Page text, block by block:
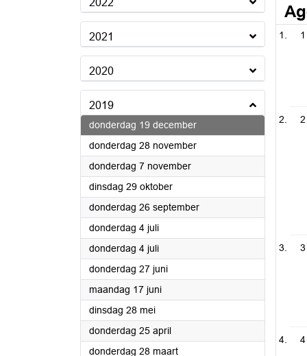
2022
2021
2020
2019
donderdag 19 december2019
donderdag 28 november2019
donderdag 7 november2019
dinsdag 29 oktober2019
donderdag 26 september2019
donderdag 4 juli2019
donderdag 4 juli2019
donderdag 27 juni2019
maandag 17 juni2019
dinsdag 28 mei2019
donderdag 25 april2019
donderdag 28 maart2019
1
2
3
4